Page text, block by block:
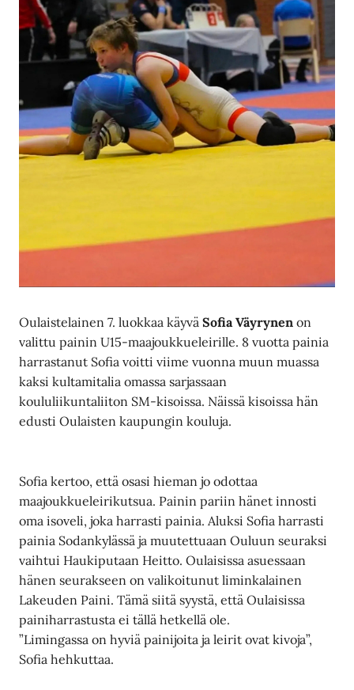
Oulaistelainen 7. luokkaa käyväSofia Väyrynen on
valittu painin U15-maajoukkueleirille. 8 vuotta painia
harrastanut Sofia voitti viime vuonna muun muassa
kaksi kultamitalia omassa sarjassaan
koululiikuntaliiton SM-kisoissa. Näissä kisoissa hän
edusti Oulaisten kaupungin kouluja.
Sofia kertoo, että osasi hieman jo odottaa
maajoukkueleirikutsua. Painin pariin hänet innosti
oma isoveli, joka harrasti painia. Aluksi Sofia harrasti
painia Sodankylässä ja muutettuaan Ouluun seuraksi
vaihtui Haukiputaan Heitto. Oulaisissa asuessaan
hänen seurakseen on valikoitunut liminkalainen
Lakeuden Paini. Tämä siitä syystä, että Oulaisissa
painiharrastusta ei tällä hetkellä ole.
”Limingassa on hyviä painijoita ja leirit ovat kivoja”,
Sofia hehkuttaa.